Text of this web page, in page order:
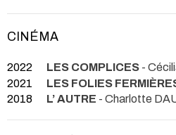
CINÉMA
2022 LES COMPLICES -
2021
LES FOLIES
2018
L’ AUTRE - Charlotte